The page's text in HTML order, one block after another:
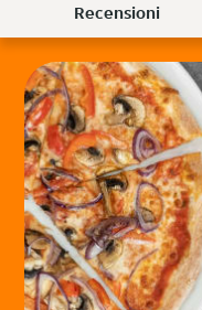
Recensioni